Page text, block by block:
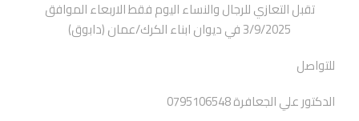
تقبل التعازي للرجال والنساء اليوم فقط الاربعاء الموافق
3/9/2025 في ديوان ابناء الكرك/عمان (دابوق)
للتواصل
الدكتور علي الجعافرة 0795106548